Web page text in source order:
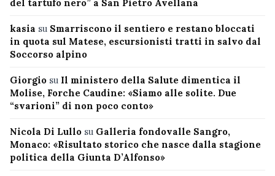
del tartufo nero” a San Pietro Avellana
kasia su Smarriscono il sentiero e restano bloccati
in quota sul Matese, escursionisti tratti in salvo dal
Soccorso alpino
Giorgio su Il ministero della Salute dimentica il
Molise, Forche Caudine: «Siamo alle solite. Due
“svarioni” di non poco conto»
Nicola Di Lullo su Galleria fondovalle Sangro,
Monaco: «Risultato storico che nasce dalla stagione
politica della Giunta D’Alfonso»